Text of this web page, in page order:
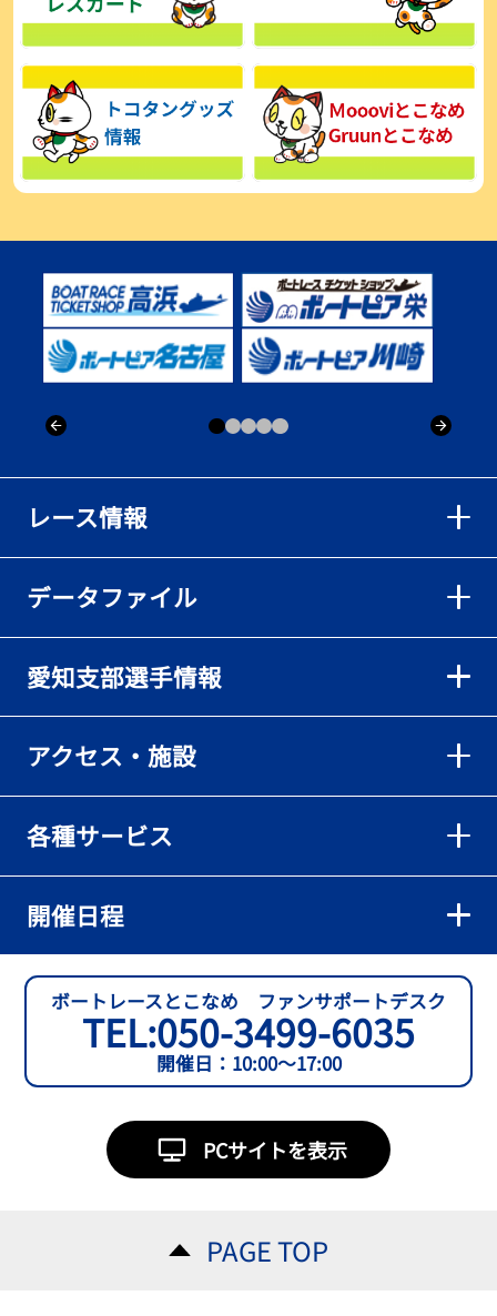
【とこなめボート ルーキーシリーズ】広瀬凜 6位で予選突破「勝負
2026年08月02日
【とこなめボート 日野未来コラム とこなめミライ予想図】トコタン
お誕生日おめでとう！
2026年08月02日
んでもらったし、恩返しをしたいです」～とこなめルーキーＳ
【常滑ボート・ルーキーＳ】荒木颯斗 予選９位でセミファイナル進
出「そろそろ優勝したい」
2026年08月02日
回りは良くなった」／常滑 - 日刊スポーツ
【ボートレース】島川海輝が逃げ切って準優勝負駆け成功、準優は
伸び意識の調整で／常滑 - 日刊スポーツ
【ボートレース】地元の荒木颯斗が有言実行の予選突破「そろそろ
2026年08月02日
【とこなめボート】出足抜群の篠原晟弥だが「叩き変える可能性も
ある」と思案顔
【とこなめボート】準優６枠の西川拓利は「チルトを跳ねる可能性
もあります」
2026年08月02日
【とこなめボート ルーキーシリーズ第15戦】石渡翔一郎 内枠狙うぞ
「足は厳しかったけど、４日目につながって良かった」～とこなめ
2026年08月01日
レース情報
データファイル
愛知支部選手情報
アクセス・施設
各種サービス
開催日程
ボートレースとこなめ ファンサポートデスク
TEL:050-3499-6035
開催日：10:00～17:00
PCサイトを表示
PAGE TOP